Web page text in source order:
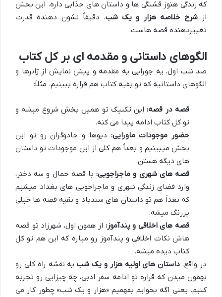
که زندگی هنوز قشنگی ها و داستان های جذابی داره. این بخش
ازشرح خلاصه هزار و یک شب، دقیقاً نشون دهنده قدرت
تغییردهنده قصه هاست.
الگوهای داستانی و مقدمه ای بر کل کتاب
صد شب اول، یه جورایی یه مقدمه و پیش نمایش از ژانرها و
الگوهای داستانیه که تو بقیه کتاب هم قراره ببینیم. مثلاً:
قصه در قصه:این تکنیک تو همین بخش شروع میشه و
تو کل کتاب ادامه پیدا می کنه.
حضور موجودات ماورایی: دیوها و جادوگران رو تو این
بخش میبینیم و بعداً هم کلی از این موجودات تو داستان
های دیگه هستن.
قصه های شهری و ماجراجویی:با قصه حمال و سه دختر،
وارد فضای زندگی شهری و ماجراجویی های بغداد میشیم
که بعداً هم تو داستان های سندباد و بقیه قصه ها خیلی
پررنگ میشه.
قصه های اخلاقی و پندآموز: از همون اول، شهرزاد تو قصه
هاش نکات اخلاقی و پندآموز رو میاره که این هم تو کل
کتاب دیده میشه.
در واقع، داستان های اولیه هزار و یک شبیه نقشه راه کلی رو
بهمون میدن که قراره تو ادامه سفر ادبی، چه چیزایی رو تجربه
کنیم. یعنی اگه بخوایم بفهمیم «هزار و یک شب» چطور کار می